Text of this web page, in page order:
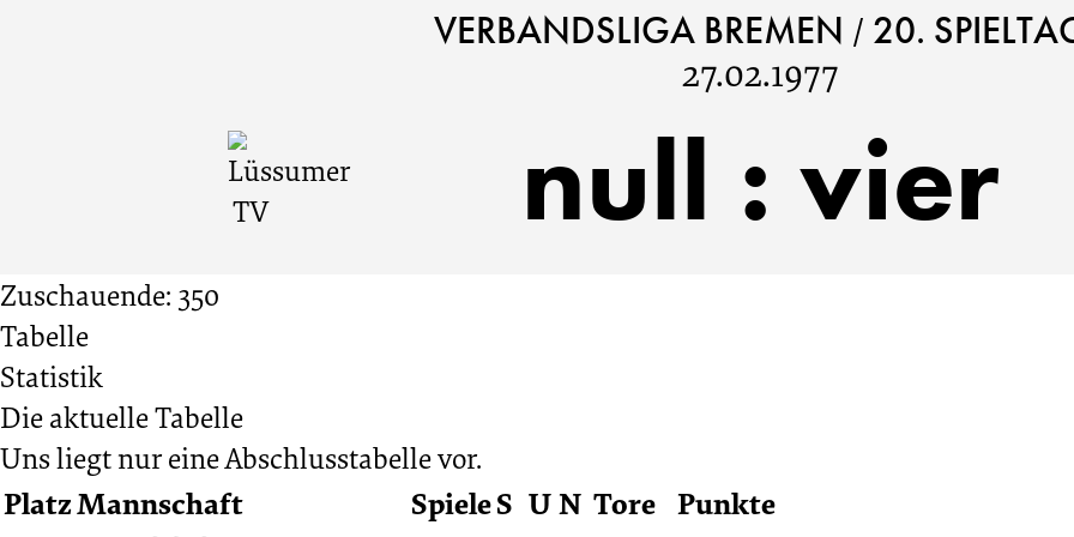
Bremer
SV
0:4
VERBANDSLIGA BREMEN / 20.
27.02.1977
null : vier
Zuschauende: 350
Tabelle
Statistik
Die aktuelle Tabelle
Uns liegt nur eine Abschlusstabelle vor.
PlatzMannschaft SpieleS UN Tore Punkte